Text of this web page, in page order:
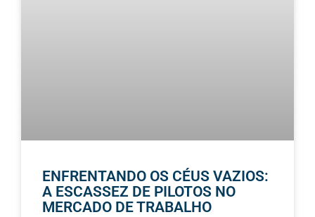
ENFRENTANDO OS CÉUS VAZIOS:
A ESCASSEZ DE PILOTOS NO
MERCADO DE TRABALHO